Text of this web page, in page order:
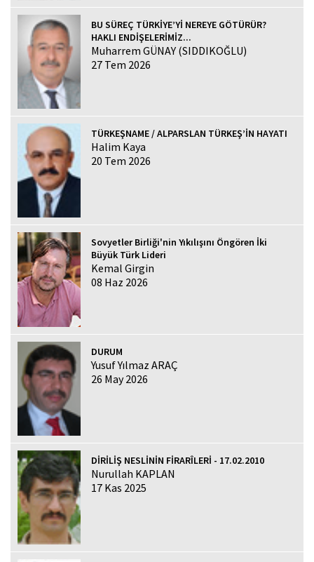
BU SÜREÇ TÜRKİYE’Yİ NEREYE GÖTÜRÜR?
HAKLI ENDİŞELERİMİZ...
Muharrem GÜNAY (SIDDIKOĞLU)
27 Tem 2026
TÜRKEŞNAME / ALPARSLAN TÜRKEŞ’İN HAYATI
Halim Kaya
20 Tem 2026
Sovyetler Birliği'nin Yıkılışını Öngören İki
Büyük Türk Lideri
Kemal Girgin
08 Haz 2026
DURUM
Yusuf Yılmaz ARAÇ
26 May 2026
DİRİLİŞ NESLİNİN FİRARÎLERİ - 17.02.2010
Nurullah KAPLAN
17 Kas 2025